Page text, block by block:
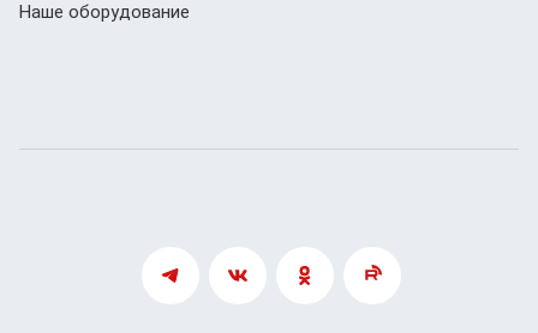
Наше оборудование